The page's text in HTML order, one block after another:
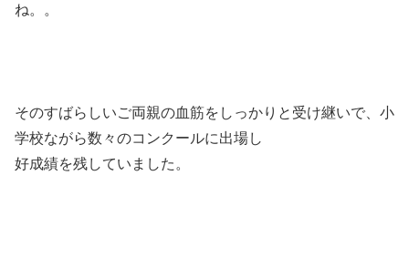
ね。。
そのすばらしいご両親の血筋をしっかりと受け継いで、小
学校ながら数々のコンクールに出場し
好成績を残していました。